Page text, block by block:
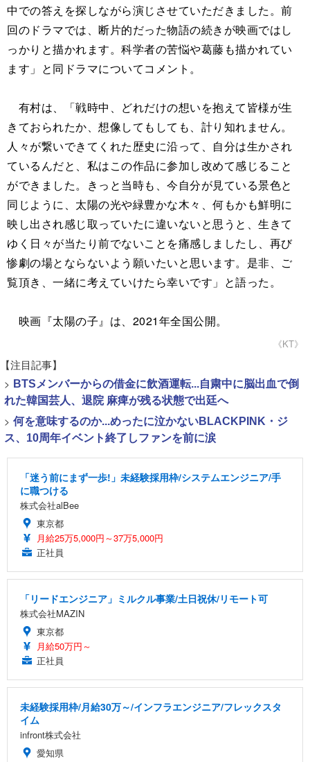
中での答えを探しながら演じさせていただきました。前
回のドラマでは、断片的だった物語の続きが映画ではし
っかりと描かれます。科学者の苦悩や葛藤も描かれてい
ます」と同ドラマについてコメント。
有村は、「戦時中、どれだけの想いを抱えて皆様が生
きておられたか、想像してもしても、計り知れません。
人々が繋いできてくれた歴史に沿って、自分は生かされ
ているんだと、私はこの作品に参加し改めて感じること
ができました。きっと当時も、今自分が見ている景色と
同じように、太陽の光や緑豊かな木々、何もかも鮮明に
映し出され感じ取っていたに違いないと思うと、生きて
ゆく日々が当たり前でないことを痛感しましたし、再び
惨劇の場とならないよう願いたいと思います。是非、ご
覧頂き、一緒に考えていけたら幸いです」と語った。
映画『太陽の子』は、2021年全国公開。
《KT》
【注目記事】
> BTSメンバーからの借金に飲酒運転...自粛中に脳出血で倒
れた韓国芸人、退院 麻痺が残る状態で出廷へ
> 何を意味するのか...めったに泣かないBLACKPINK・ジ
ス、10周年イベント終了しファンを前に涙
「迷う前にまず一歩!」未経験採用枠/システムエンジニア/手
に職つける
株式会社alBee
東京都
月給25万5,000円～37万5,000円
正社員
「リードエンジニア」ミルクル事業/土日祝休/リモート可
株式会社MAZIN
東京都
月給50万円～
正社員
未経験採用枠/月給30万～/インフラエンジニア/フレックスタ
イム
infront株式会社
愛知県